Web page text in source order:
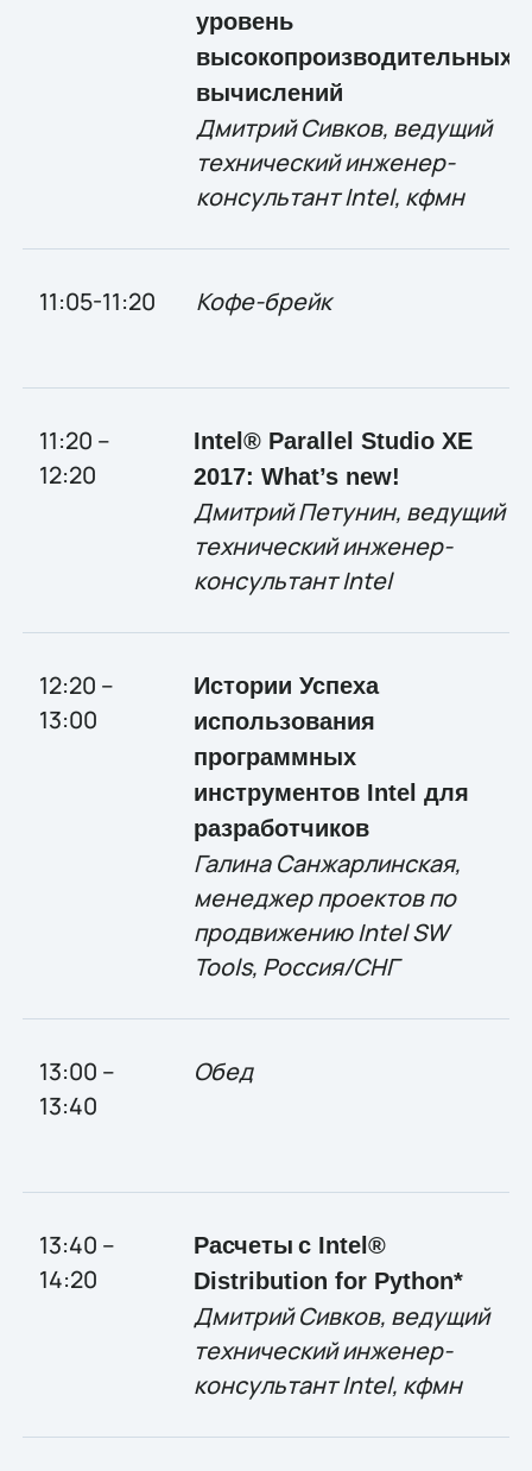
уровень
высокопроизводительных
вычислений
Дмитрий Сивков, ведущий
технический инженер-
консультант Intel, кфмн
11:05-11:20 Кофе-брейк
11:20 –
12:20
Intel® Parallel Studio XE
2017: What’s new!
Дмитрий Петунин, ведущий
технический инженер-
консультант Intel
12:20 –
13:00
Истории Успеха
использования
программных
инструментов Intel для
разработчиков
Галина Санжарлинская,
менеджер проектов по
продвижениюIntel SW
Tools, Россия/СНГ
13:00 –
13:40
Обед
13:40 –
14:20
Расчеты сIntel®
Distribution for Python*
Дмитрий Сивков, ведущий
технический инженер-
консультант Intel, кфмн